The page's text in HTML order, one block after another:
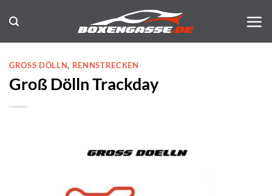
Inhalt
springen
GROSS DÖLLN , RENNSTRECKEN
Groß Dölln Trackday